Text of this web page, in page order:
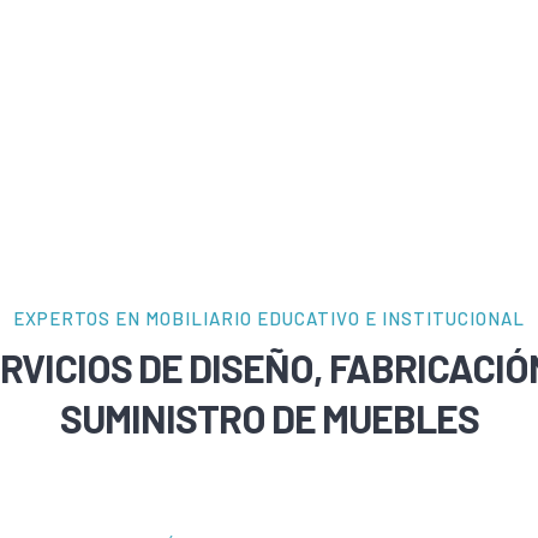
EXPERTOS EN MOBILIARIO EDUCATIVO E INSTITUCIONAL
DE DISEÑO,
SUMINISTRO DE MUEBLES